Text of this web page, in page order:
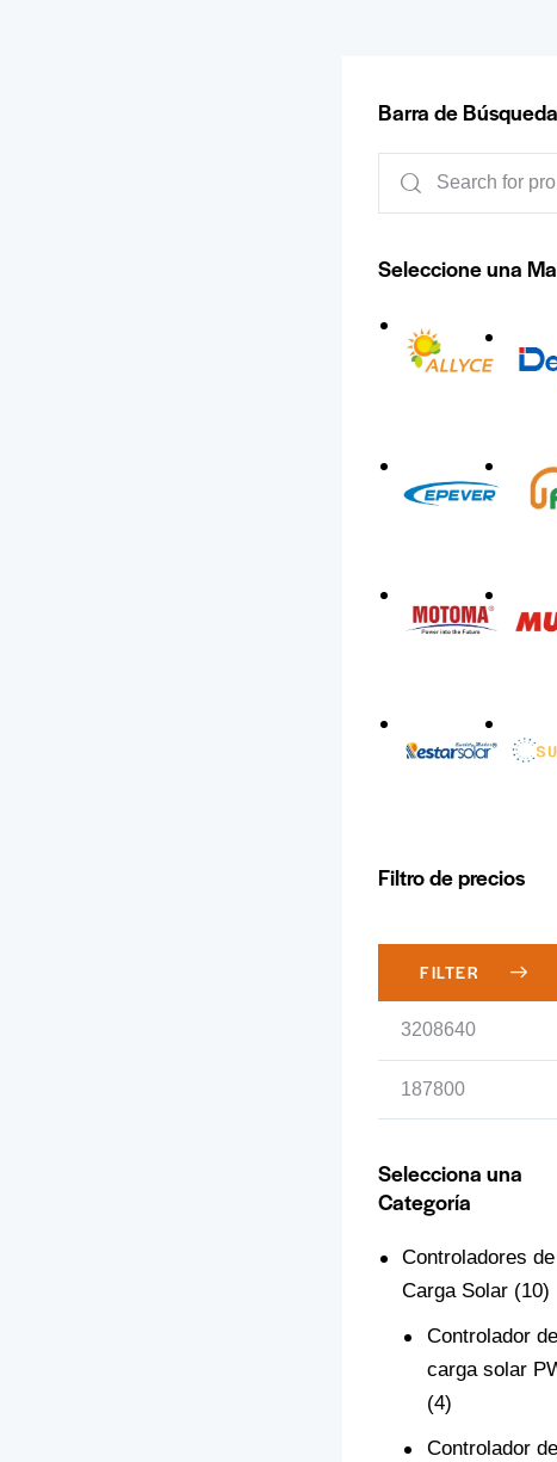
Barra de Búsqueda
Seleccione una
Filtro de precios
FILTER
Selecciona una
Categoría
Controladores de
Carga Solar (10)
Controlador de
carga solar
(4)
Controlador de